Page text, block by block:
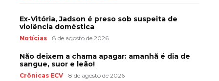
Ex-Vitória, Jadson é preso sob suspeita de
violência doméstica
Notícias 8 de agosto de 2026
Não deixem a chama apagar: amanhã é dia de
sangue, suor e leão!
Crônicas ECV 8 de agosto de 2026